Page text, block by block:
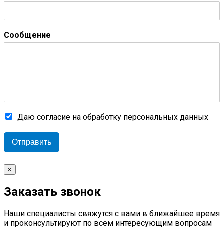
Сообщение
Даю согласие на обработку персональных данных
Отправить
×
Заказать звонок
Наши специалисты свяжутся с вами в ближайшее время
и проконсультируют по всем интересующим вопросам